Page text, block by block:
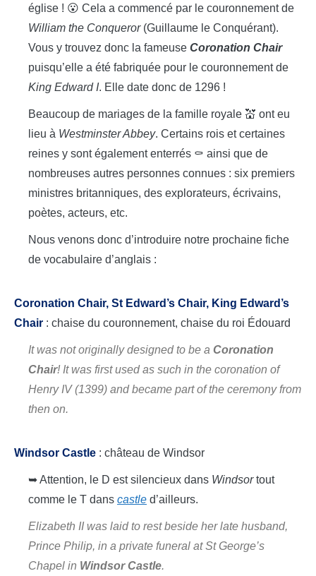
église ! 😮 Cela a commencé par le couronnement de
William the Conqueror(Guillaume le Conquérant).
Vous y trouvez donc la fameuse Coronation Chair
puisqu’elle a été fabriquée pour le couronnement de
King Edward I. Elle date donc de 1296 !
Beaucoup de mariages de la famille royale 💒 ont eu
lieu à Westminster Abbey. Certains rois et certaines
reines y sont également enterrés ⚰️ ainsi que de
nombreuses autres personnes connues : six premiers
ministres britanniques, des explorateurs, écrivains,
poètes, acteurs, etc.
Nous venons donc d’introduire notre prochaine fiche
de vocabulaire d’anglais :
Coronation Chair, St Edward’s Chair, King Edward’s
Chair : chaise du couronnement, chaise du roi Édouard
It was not originally designed to be a Coronation
Chair! It was first used as such in the coronation of
Henry IV (1399) and became part of the ceremony from
then on.
Windsor Castle : château de Windsor
➥ Attention, le D est silencieux dans Windsortout
comme le T dans castle d’ailleurs.
Elizabeth II was laid to rest beside her late husband,
Prince Philip, in a private funeral at St George’s
Chapel in Windsor Castle.